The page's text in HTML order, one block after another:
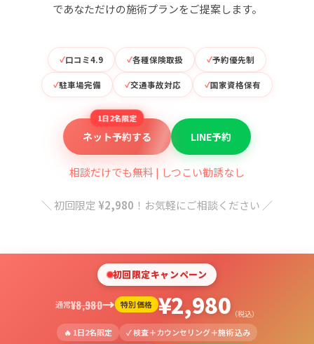
であなただけの施術プランをご提案します。
口コミ4.9 各種保険取扱 予約優先制
駐車場完備 交通事故対応 国家資格保有
1日2名限定
ネット予約する LINE予約
相談だけでも無料 | しつこい勧誘なし
＼ 初回限定 ¥2,980 ！お気軽にご相談ください ／
初回限定キャンペーン
通常¥8,980→ 特別価格 ¥2,980 （税込）
🔥 1日2名限定 ✓ 検査＋カウンセリング＋施術 込み